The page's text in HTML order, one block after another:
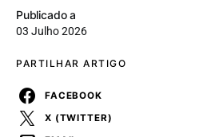
Publicado a
03 Julho 2026
PARTILHAR ARTIGO
FACEBOOK
X (TWITTER)